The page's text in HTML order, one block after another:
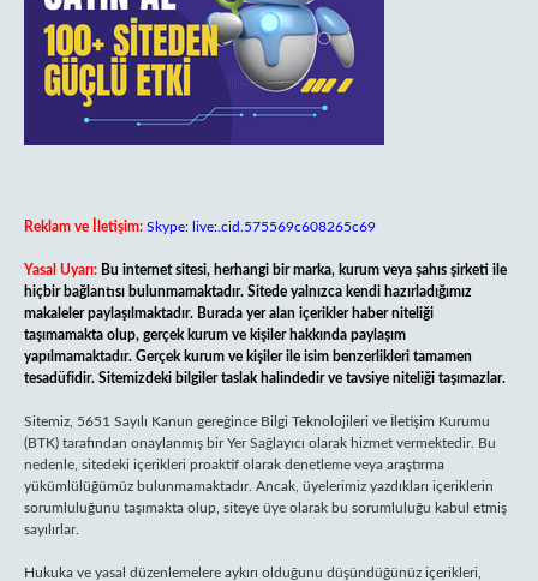
Reklam ve İletişim: Skype: live:.cid.575569c608265c69
Yasal Uyarı: Bu internet sitesi, herhangi bir marka, kurum veya şahıs şirketi ile
hiçbir bağlantısı bulunmamaktadır. Sitede yalnızca kendi hazırladığımız
makaleler paylaşılmaktadır. Burada yer alan içerikler haber niteliği
taşımamakta olup, gerçek kurum ve kişiler hakkında paylaşım
yapılmamaktadır. Gerçek kurum ve kişiler ile isim benzerlikleri tamamen
tesadüfidir. Sitemizdeki bilgiler taslak halindedir ve tavsiye niteliği taşımazlar.
Sitemiz, 5651 Sayılı Kanun gereğince Bilgi Teknolojileri ve İletişim Kurumu
(BTK) tarafından onaylanmış bir Yer Sağlayıcı olarak hizmet vermektedir. Bu
nedenle, sitedeki içerikleri proaktif olarak denetleme veya araştırma
yükümlülüğümüz bulunmamaktadır. Ancak, üyelerimiz yazdıkları içeriklerin
sorumluluğunu taşımakta olup, siteye üye olarak bu sorumluluğu kabul etmiş
sayılırlar.
Hukuka ve yasal düzenlemelere aykırı olduğunu düşündüğünüz içerikleri,